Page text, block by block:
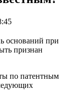
оснований при
признан
по патентным